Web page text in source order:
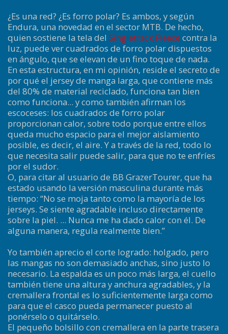
¿Es una red? ¿Es forro polar? Es ambos, y según
Endura, una novedad en el sector MTB. De hecho,
quien sostiene la tela del Singletrack Fleece contra la
luz, puede ver cuadrados de forro polar dispuestos
en ángulo, que se elevan de un fino toque de nada.
En esta estructura, en mi opinión, reside el secreto de
por qué el jersey de manga larga, que contiene más
del 80% de material reciclado, funciona tan bien
como funciona... y como también afirman los
escoceses: los cuadrados de forro polar
proporcionan calor, sobre todo porque entre ellos
queda mucho espacio para el mejor aislamiento
posible, es decir, el aire. Y a través de la red, todo lo
que necesita salir puede salir, para que no te enfríes
por el sudor.
O, para citar al usuario de BB GrazerTourer, que ha
estado usando la versión masculina durante más
tiempo: “No se moja tanto como la mayoría de los
jerseys. Se siente agradable incluso directamente
sobre la piel. ... Nunca me ha dado calor con él. De
alguna manera, regula realmente bien.”
Yo también aprecio el corte logrado: holgado, pero
las mangas no son demasiado anchas, sino justo lo
necesario. La espalda es un poco más larga, el cuello
también tiene una altura y anchura agradables, y la
cremallera frontal es lo suficientemente larga como
para que el casco pueda permanecer puesto al
ponérselo o quitárselo.
El pequeño bolsillo con cremallera en la parte trasera